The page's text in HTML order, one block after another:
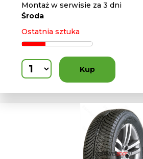
Montaż w serwisie za 3 dni
Środa
Ostatnia sztuka
Kup